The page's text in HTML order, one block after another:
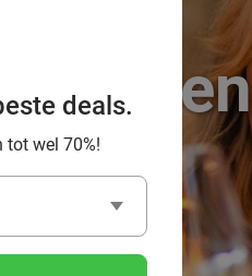
deals.
tot wel 70%!